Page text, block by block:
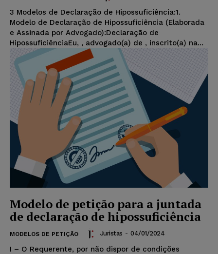
3 Modelos de Declaração de Hipossuficiência:1.
Modelo de Declaração de Hipossuficiência (Elaborada
e Assinada por Advogado):Declaração de
HipossuficiênciaEu, , advogado(a) de , inscrito(a) na...
Modelo de petição para a juntada
de declaração de hipossuficiência
MODELOS DE PETIÇÃO Juristas - 04/01/2024
I – O Requerente, por não dispor de condições